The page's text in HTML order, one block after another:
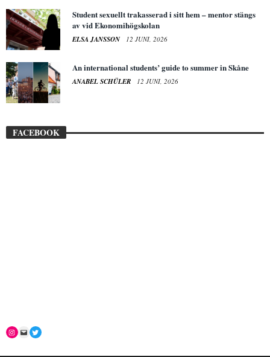
Student sexuellt trakasserad i sitt hem – mentor stängs
av vid Ekonomihögskolan
ELSA JANSSON 12 JUNI, 2026
An international students’ guide to summer in Skåne
ANABEL SCHÜLER 12 JUNI, 2026
FACEBOOK